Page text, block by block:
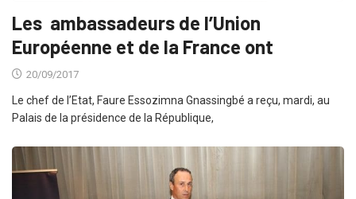
Les ambassadeurs de l’Union
Européenne et de la France ont
20/09/2017
Le chef de l’Etat, Faure Essozimna Gnassingbé a reçu, mardi, au
Palais de la présidence de la République,